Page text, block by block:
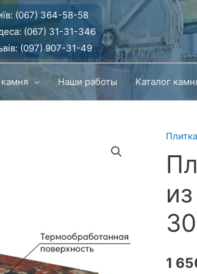
(067) 364-58-58
(067) 31-31-346
(097) 907-31-49
Наши работы Каталог
1